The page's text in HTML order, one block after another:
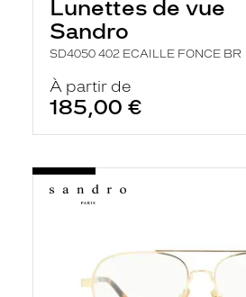
Lunettes de vue
Sandro
SD4050 402 ECAILLE FONCE BR
À partir de
185,00 €